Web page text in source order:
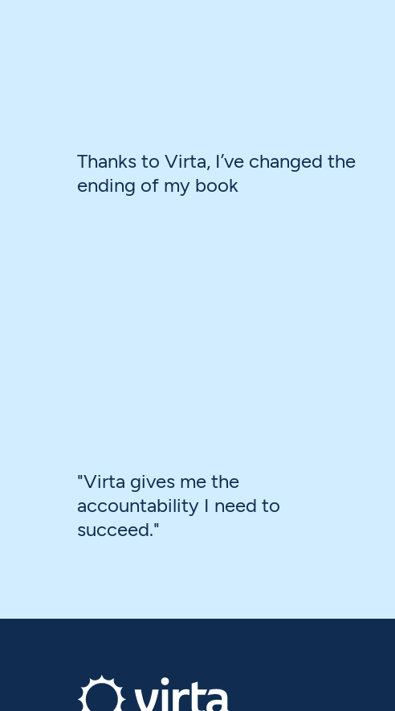
Thanks to Virta, I’ve changed the
ending of my book
"Virta gives me the
accountability I need to
succeed."